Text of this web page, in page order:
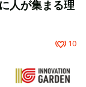
人が集まる理
10